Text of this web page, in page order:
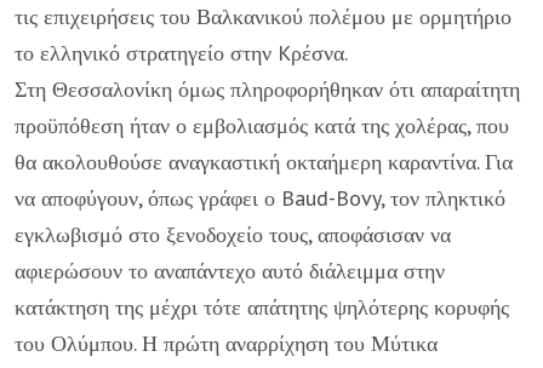
τις επιχειρήσεις του Βαλκανικού πολέμου με ορμητήριο
το ελληνικό στρατηγείο στην Kρέσνα.
Στη Θεσσαλονίκη όμως πληροφορήθηκαν ότι απαραίτητη
προϋπόθεση ήταν ο εμβολιασμός κατά της χολέρας, που
θα ακολουθούσε αναγκαστική οκταήμερη καραντίνα. Για
να αποφύγουν, όπως γράφει ο Baud-Bovy, τον πληκτικό
εγκλωβισμό στο ξενοδοχείο τους, αποφάσισαν να
αφιερώσουν το αναπάντεχο αυτό διάλειμμα στην
κατάκτηση της μέχρι τότε απάτητης ψηλότερης κορυφής
του Ολύμπου. Η πρώτη αναρρίχηση του Μύτικα